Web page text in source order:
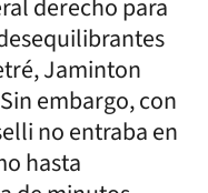
derecho para
Jaminton
embargo, con
no entraba en
hasta